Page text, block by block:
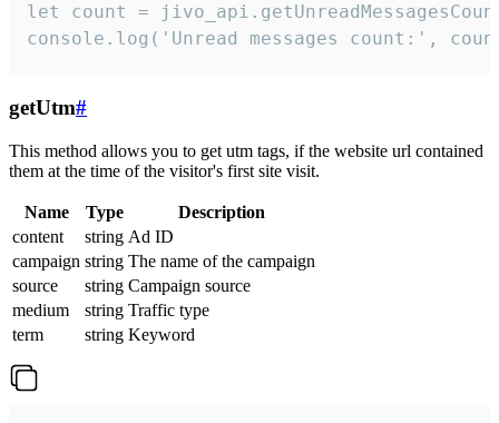
let count =
console.log('Unread messages count:',
getUtm#
This method allows you to get utm tags, if the website url contained
them at the time of the visitor's first site visit.
Name Type
Description
content
string Ad ID
campaign string The name of the campaign
source
string Campaign source
medium
string Traffic type
term
string Keyword